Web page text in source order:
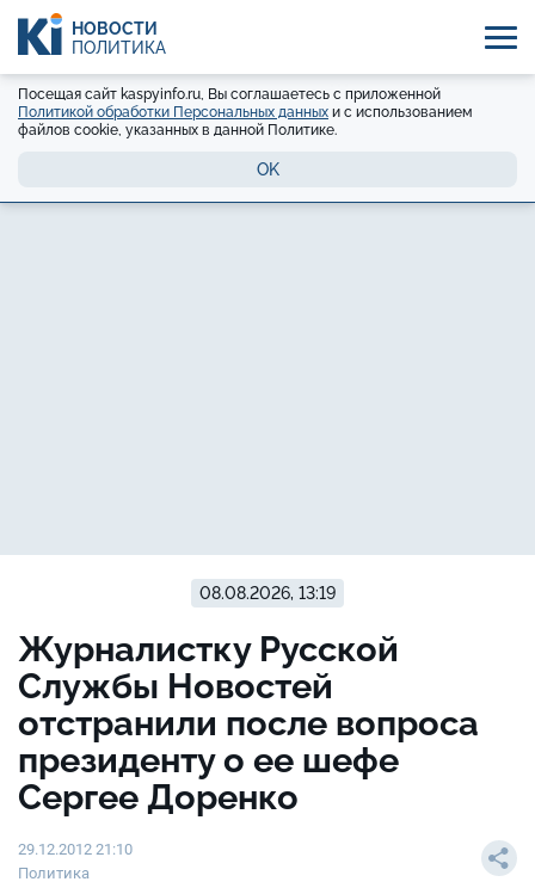
НОВОСТИ
ПОЛИТИКА
Посещая сайт kaspyinfo.ru, Вы соглашаетесь с приложенной
Политикой обработки Персональных данных и с использованием
файлов cookie, указанных в данной Политике.
OK
08.08.2026, 13:19
Журналистку Русской
Службы Новостей
отстранили после вопроса
президенту о ее шефе
Сергее Доренко
29.12.2012 21:10
Политика